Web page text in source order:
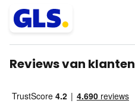
Reviews van klanten